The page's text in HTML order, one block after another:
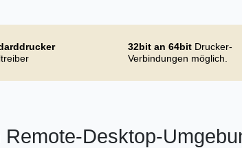
32bit an 64bit Drucker-
Verbindungen möglich.
Desktop-